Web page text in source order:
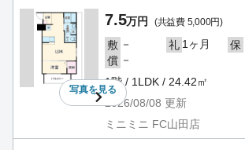
写真を見る
7.5万円 (共益費 5,000円)
敷 － 礼 1ヶ月 保
償 －
1階 / 1LDK / 24.42㎡
2026/08/08 更新
ミニミニ FC山田店